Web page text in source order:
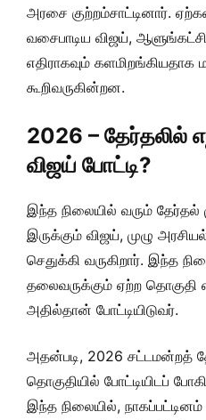
அரசை குற்றம்சாட்டினார்.
வசைபாடிய விஜய்,
எதிராகவும் களமிறங்கியதாக
கூறிவருகின்றன.
2026 – தேர்தலில்
விஜய் போட்டி?
இந்த நிலையில் வரும் தேர்தல்
இருக்கும் விஜய், முழு
செதுக்கி வருகிறார். இந்த
தலைவருக்கும் ஏற்ற தொகுதி
அதில்தான் போட்டியிடுவர்.
அதன்படி, 2026 சட்டமன்றத்
தொகுதியில் போட்டியிடப்
இந்த நிலையில்,